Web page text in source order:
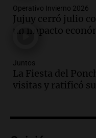
Audio.El
las nuevas
todos tenían
Audio. Una
del desayuno
conviene
Operativo Invierno 2026
Jujuy cerró julio
un impacto
Juntos
La Fiesta del
visitas y ratificó